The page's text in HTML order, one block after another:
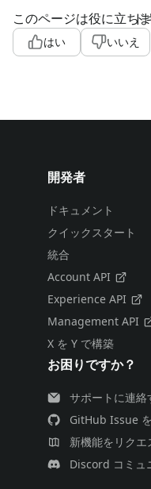
このページは役に立ち
はい いいえ
ド
開発者
ドキュメント
クイックスタート
統合
Account API
Experience API
Management API
X を Y で構築
お困りですか？
サポートに連絡
GitHub Issue
新機能をリクエ
Discord コミュ